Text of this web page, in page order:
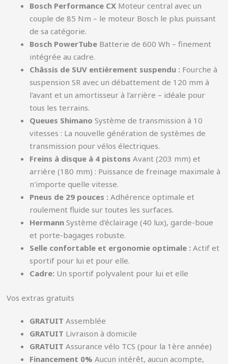
Bosch Performance CX Moteur central avec un
couple de 85 Nm – le moteur Bosch le plus puissant
de sa catégorie.
Bosch PowerTube Batterie de 600 Wh – finement
intégrée au cadre.
Châssis de SUV entièrement suspendu : Fourche à
suspension SR avec un débattement de 120 mm à
l'avant et un amortisseur à l'arrière – idéale pour
tous les terrains.
Queues Shimano Système de transmission à 10
vitesses : La nouvelle génération de systèmes de
transmission pour vélos électriques.
Freins à disque à 4 pistons Avant (203 mm) et
arrière (180 mm) : Puissance de freinage maximale à
n'importe quelle vitesse.
Pneus de 29 pouces : Adhérence optimale et
roulement fluide sur toutes les surfaces.
Hermann Système d'éclairage (40 lux), garde-boue
et porte-bagages robuste.
Selle confortable et ergonomie optimale : Actif et
sportif pour lui et pour elle.
Cadre: Un sportif polyvalent pour lui et elle
Vos extras gratuits
GRATUIT Assemblée
GRATUIT Livraison à domicile
GRATUIT Assurance vélo TCS (pour la 1ère année)
Financement 0% Aucun intérêt, aucun acompte,